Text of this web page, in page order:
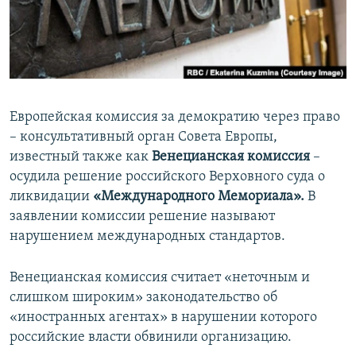
ПОБЕДИТЕЛЕЙ НЕ СУДЯТ?
КРЫМ.НЕПОКОРЕННЫЙ
ELIFBE
ПРИСОЕДИНЯЙТЕСЬ!
Все сайты RFE/RL
Европейская комиссия за демократию через право
– консультативный орган Совета Европы,
известный также как Венецианская комиссия –
осудила решение российского Верховного суда о
ликвидации «Международного Мемориала». В
заявлении комиссии решение называют
нарушением международных стандартов.
Венецианская комиссия считает «неточным и
слишком широким» законодательство об
«иностранных агентах» в нарушении которого
российские власти обвинили организацию.